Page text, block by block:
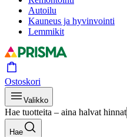
Autoilu
Kauneus ja hyvinvointi
Lemmikit
Ostoskori
Valikko
Hae tuotteita – aina halvat hinnat
Hae